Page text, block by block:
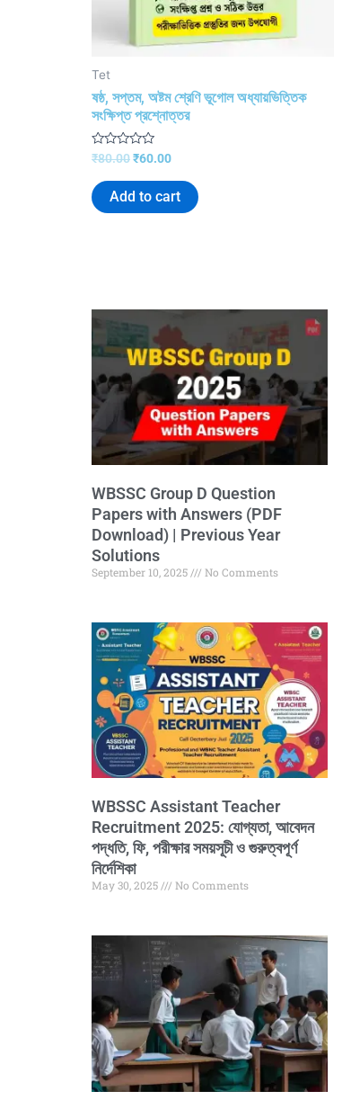
Tet
ষষ্ঠ, সপ্তম, অষ্টম শ্রেণি ভূগোল অধ্যায়ভিত্তিক
সংক্ষিপ্ত প্রশ্নোত্তর
R
e
d
₹80.00₹60.00
Add to cart
WBSSC Group D Question
Papers with Answers (PDF
Download) | Previous Year
Solutions
September 10, 2025 No Comments
WBSSC Assistant Teacher
Recruitment 2025: যোগ্যতা, আবেদন
পদ্ধতি, ফি, পরীক্ষার সময়সূচী ও গুরুত্বপূর্ণ
নির্দেশিকা
May 30, 2025 No Comments